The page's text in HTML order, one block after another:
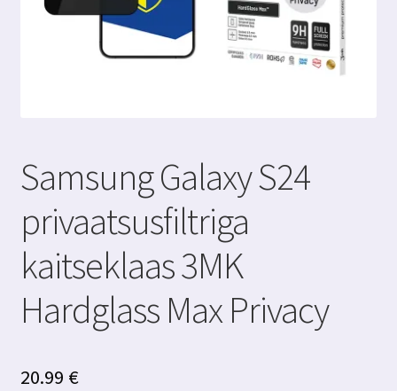
Samsung Galaxy S24
privaatsusfiltriga
kaitseklaas 3MK
Hardglass Max Privacy
20.99 €